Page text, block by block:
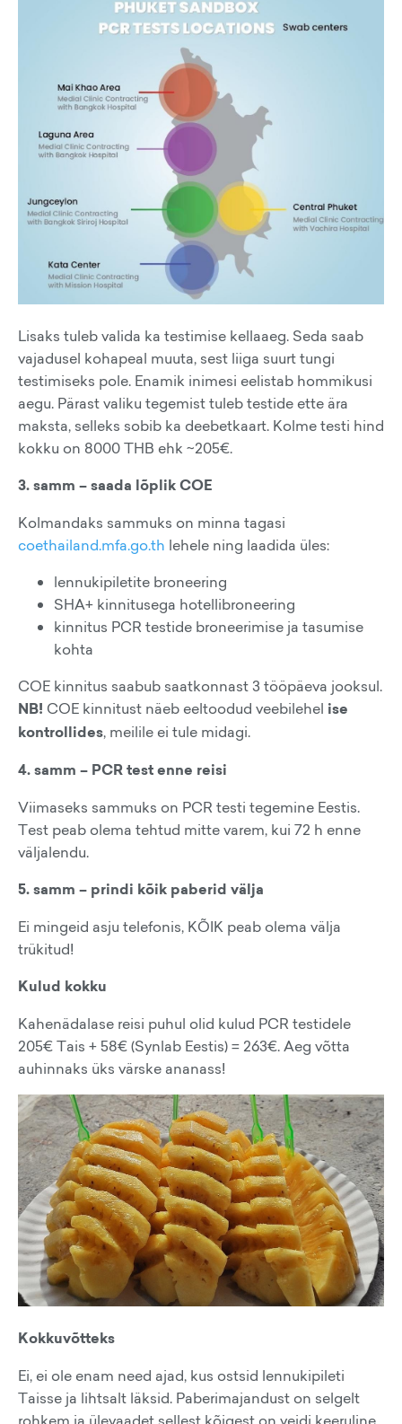
Lisaks tuleb valida ka testimise kellaaeg. Seda saab
vajadusel kohapeal muuta, sest liiga suurt tungi
testimiseks pole. Enamik inimesi eelistab hommikusi
aegu. Pärast valiku tegemist tuleb testide ette ära
maksta, selleks sobib ka deebetkaart. Kolme testi hind
kokku on 8000 THB ehk ~205€.
3. samm – saada lõplik COE
Kolmandaks sammuks on minna tagasi
coethailand.mfa.go.th lehele ning laadida üles:
lennukipiletite broneering
SHA+ kinnitusega hotellibroneering
kinnitus PCR testide broneerimise ja tasumise
kohta
COE kinnitus saabub saatkonnast 3 tööpäeva jooksul.
NB! COE kinnitust näeb eeltoodud veebilehel ise
kontrollides, meilile ei tule midagi.
4. samm – PCR test enne reisi
Viimaseks sammuks on PCR testi tegemine Eestis.
Test peab olema tehtud mitte varem, kui 72 h enne
väljalendu.
5. samm – prindi kõik paberid välja
Ei mingeid asju telefonis, KÕIK peab olema välja
trükitud!
Kulud kokku
Kahenädalase reisi puhul olid kulud PCR testidele
205€ Tais + 58€ (Synlab Eestis) = 263€. Aeg võtta
auhinnaks üks värske ananass!
Kokkuvõtteks
Ei, ei ole enam need ajad, kus ostsid lennukipileti
Taisse ja lihtsalt läksid. Paberimajandust on selgelt